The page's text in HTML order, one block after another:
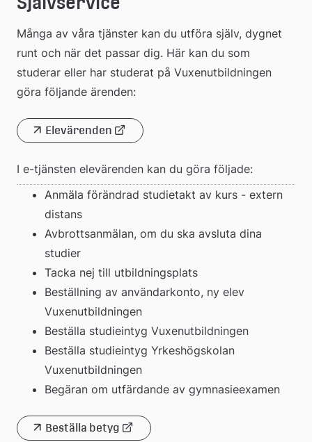
Många av våra tjänster kan du utföra själv, dygnet
runt och när det passar dig. Här kan du som
studerar eller har studerat på Vuxenutbildningen
göra följande ärenden:
Elevärenden
Länk
till
extern
webbplats
I e-tjänsten elevärenden kan du göra följade:
Anmäla förändrad studietakt av kurs - extern
distans
Avbrottsanmälan, om du ska avsluta dina
studier
Tacka nej till utbildningsplats
Beställning av användarkonto, ny elev
Vuxenutbildningen
Beställa studieintyg Vuxenutbildningen
Beställa studieintyg Yrkeshögskolan
Vuxenutbildningen
Begäran om utfärdande av gymnasieexamen
Beställa betyg
Länk